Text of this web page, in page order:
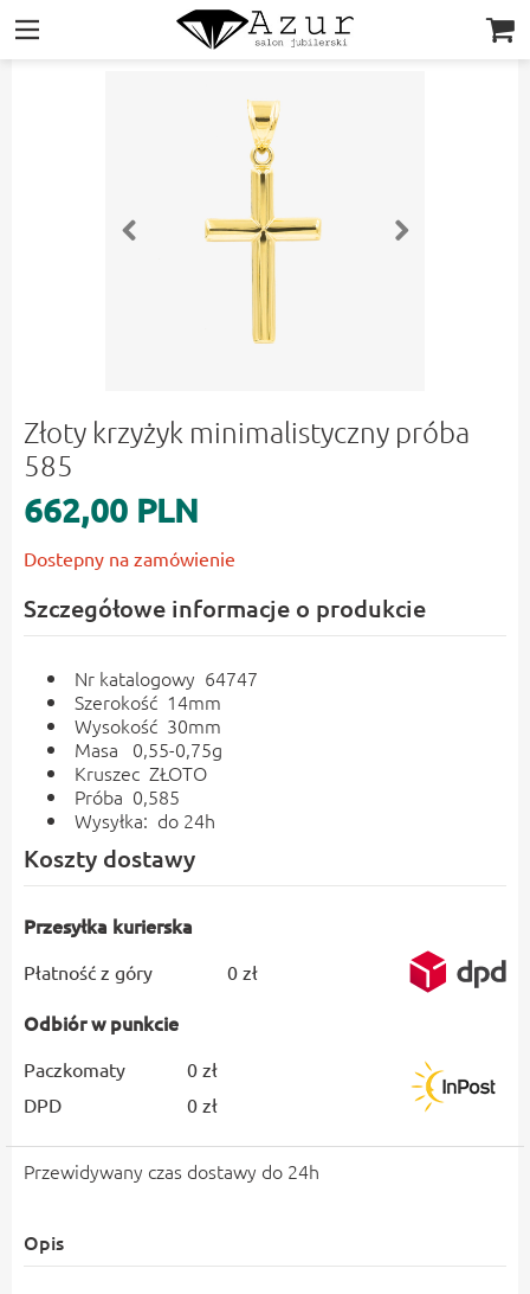
|||
Złoty krzyżyk minimalistyczny próba
585
662,00 PLN
Dostepny na zamówienie
Szczegółowe informacje o produkcie
Nr katalogowy 64747
Szerokość 14mm
Wysokość 30mm
Masa 0,55-0,75g
Kruszec ZŁOTO
Próba 0,585
Wysyłka: do 24h
Koszty dostawy
Przesyłka kurierska
Płatność z góry 0 zł
Odbiór w punkcie
Paczkomaty
0 zł
DPD
0 zł
Przewidywany czas dostawy do 24h
Opis